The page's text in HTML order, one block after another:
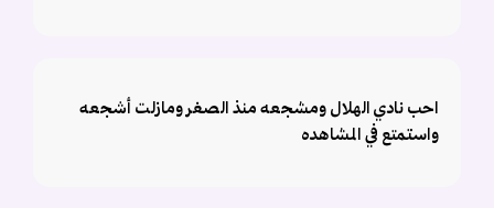
احب نادي الهلال ومشجعه منذ الصغر ومازلت أشجعه
واستمتع في المشاهده